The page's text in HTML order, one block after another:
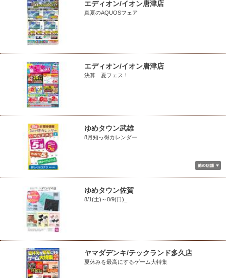
エディオン/イオン唐津店
真夏のAQUOSフェア
エディオン/イオン唐津店
決算 夏フェス！
ゆめタウン武雄
8月知っ得カレンダー
ゆめタウン佐賀
8/1(土)～8/9(日)_
ヤマダデンキ/テックランド多久店
夏休みを最高にするゲーム大特集